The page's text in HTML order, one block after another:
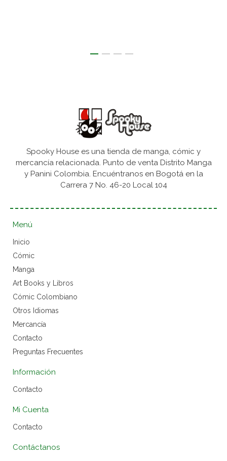
Spooky House es una tienda de manga, cómic y
mercancía relacionada. Punto de venta Distrito Manga
y Panini Colombia. Encuéntranos en Bogotá en la
Carrera 7 No. 46-20 Local 104
Menú
Inicio
Cómic
Manga
Art Books y Libros
Cómic Colombiano
Otros Idiomas
Mercancía
Contacto
Preguntas Frecuentes
Información
Contacto
Mi Cuenta
Contacto
Contáctanos